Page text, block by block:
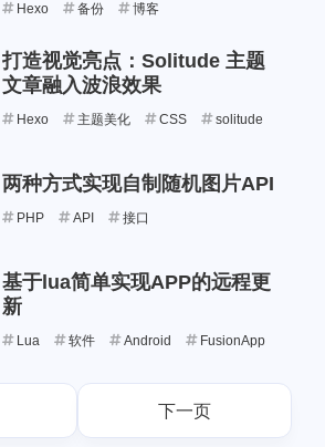
Hexo 备份 博客
打造视觉亮点：Solitude 主题
文章融入波浪效果
Hexo 主题美化 CSS solitude
两种方式实现自制随机图片API
PHP API 接口
基于lua简单实现APP的远程更
新
Lua 软件 Android FusionApp
下一页